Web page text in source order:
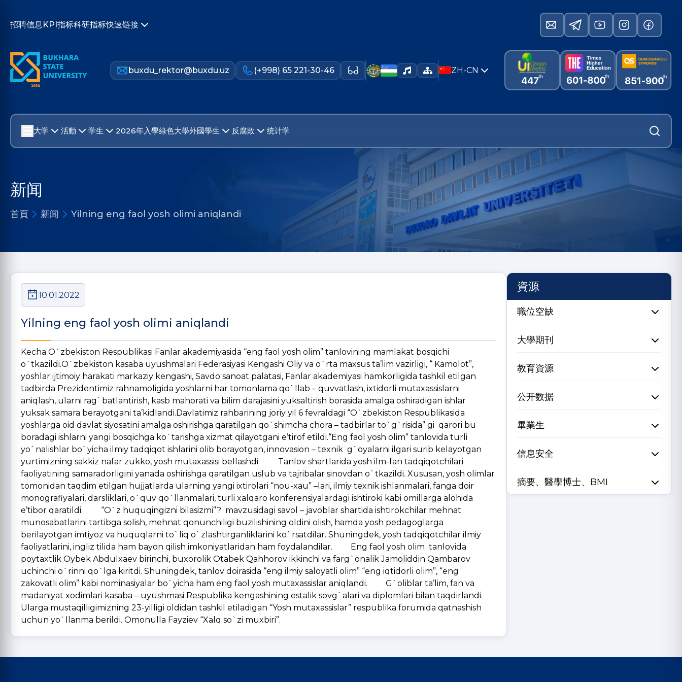
招聘信息KPI指标科研指标快速链接
buxdu_rektor@buxdu.uz (+998) 65 221-30-46 ZH-CN
大学 活動 学生 2026年入學綠色大學外國學生 反腐敗 统计学
新闻
首頁 新闻 Yilning eng faol yosh olimi aniqlandi
10.01.2022
Yilning eng faol yosh olimi aniqlandi
Kecha O`zbekiston Respublikasi Fanlar akademiyasida “eng faol yosh olim” tanlovining mamlakat bosqichi
o`tkazildi.O`zbekiston kasaba uyushmalari Federasiyasi Kengashi Oliy va o`rta maxsus ta’lim vazirligi, “ Kamolot”,
yoshlar ijtimoiy harakati markaziy kengashi, Savdo sanoat palatasi, Fanlar akademiyasi hamkorligida tashkil etilgan
tadbirda Prezidentimiz rahnamoligida yoshlarni har tomonlama qo`llab – quvvatlash, ixtidorli mutaxassislarni
aniqlash, ularni rag`batlantirish, kasb mahorati va bilim darajasini yuksaltirish borasida amalga oshiradigan ishlar
yuksak samara berayotgani ta’kidlandi.Davlatimiz rahbarining joriy yil 6 fevraldagi “O`zbekiston Respublikasida
yoshlarga oid davlat siyosatini amalga oshirishga qaratilgan qo`shimcha chora – tadbirlar to`g`risida” gi qarori bu
boradagi ishlarni yangi bosqichga ko`tarishga xizmat qilayotgani e’tirof etildi.“Eng faol yosh olim” tanlovida turli
yo`nalishlar bo`yicha ilmiy tadqiqot ishlarini olib borayotgan, innovasion – texnik g`oyalarni ilgari surib kelayotgan
yurtimizning sakkiz nafar zukko, yosh mutaxassisi bellashdi. Tanlov shartlarida yosh ilm-fan tadqiqotchilari
faoliyatining samaradorligini yanada oshirishga qaratilgan uslub va tajribalar sinovdan o`tkazildi. Xususan, yosh olimlar
tomonidan taqdim etilgan hujjatlarda ularning yangi ixtirolari “nou-xau” –lari, ilmiy texnik ishlanmalari, fanga doir
monografiyalari, darsliklari, o`quv qo`llanmalari, turli xalqaro konferensiyalardagi ishtiroki kabi omillarga alohida
e’tibor qaratildi. “O`z huquqingizni bilasizmi”? mavzusidagi savol – javoblar shartida ishtirokchilar mehnat
munosabatlarini tartibga solish, mehnat qonunchiligi buzilishining oldini olish, hamda yosh pedagoglarga
berilayotgan imtiyoz va huquqlarni to`liq o`zlashtirganliklarini ko`rsatdilar. Shuningdek, yosh tadqiqotchilar ilmiy
faoliyatlarini, ingliz tilida ham bayon qilish imkoniyatlaridan ham foydalandilar. Eng faol yosh olim tanlovida
poytaxtlik Oybek Abdulxaev birinchi, buxorolik Otabek Qahhorov ikkinchi va farg`onalik Jamoliddin Qambarov
uchinchi o`rinni qo`lga kiritdi. Shuningdek, tanlov doirasida “eng ilmiy saloyatli olim” “eng iqtidorli olim”, “eng
zakovatli olim” kabi nominasiyalar bo`yicha ham eng faol yosh mutaxassislar aniqlandi. G`oliblar ta’lim, fan va
madaniyat xodimlari kasaba – uyushmasi Respublika kengashining estalik sovg`alari va diplomlari bilan taqdirlandi.
Ularga mustaqilligimizning 23-yilligi oldidan tashkil etiladigan “Yosh mutaxassislar” respublika forumida qatnashish
uchun yo`llanma berildi. Omonulla Fayziev “Xalq so`zi muxbiri”.
資源
職位空缺
大學期刊
教育資源
公开数据
畢業生
信息安全
摘要、醫學博士、BMI